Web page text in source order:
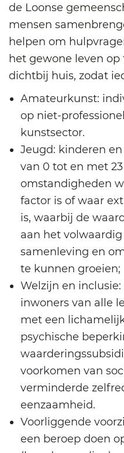
de Loonse
mensen
helpen om
het gewone leven op
dichtbij huis, zodat
Amateurkunst:
op niet-
kunstsector.
Jeugd: kinderen
van 0 tot en met
omstandigheden
factor is of waar
is, waarbij de
aan het
samenleving en
te kunnen groeien;
Welzijn en
inwoners van alle
met een
psychische
voorkomen van
verminderde
eenzaamheid.
Voorliggende
een beroep doen